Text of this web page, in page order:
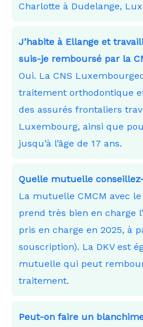
Charlotte à Dudelange,
J’habite à Ellange et
suis-je remboursé par la
Oui. La CNS
traitement orthodontique
des assurés frontaliers
Luxembourg, ainsi que
jusqu’à l’âge de 17 ans.
Quelle mutuelle
La mutuelle CMCM avec
prend très bien en charge
pris en charge en 2025, à
souscription). La DKV est
mutuelle qui peut
traitement.
Peut-on faire un